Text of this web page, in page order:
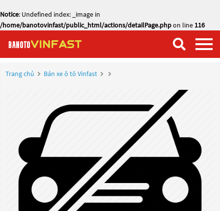
Notice: Undefined index: _image in
/home/banotovinfast/public_html/actions/detailPage.phpon line 116
Trang chủ Bán xe ô tô Vinfast